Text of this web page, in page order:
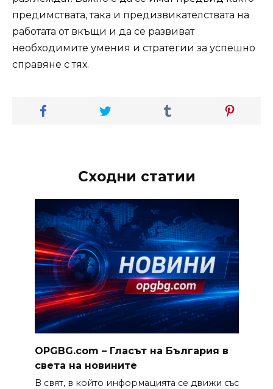
предимствата, така и предизвикателствата на
работата от вкъщи и да се развиват
необходимите умения и стратегии за успешно
справяне с тях.
Сходни статии
OPGBG.com – Гласът на България в
света на новините
В свят, в който информацията се движи със